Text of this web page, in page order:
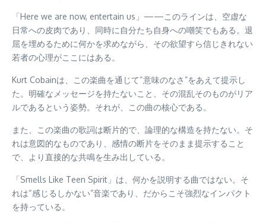
「Here we are now, entertain us」——このラインは、空虚な
日常への皮肉であり、同時に自分たち自身への嘲笑でもある。退
屈を埋めるために何かを求めながら、その欲望すら信じきれない
若者の心理がここにはある。
Kurt Cobainは、この楽曲を通じて“意味のなさ”をあえて提示し
た。明確なメッセージを持たないこと、その混乱そのものがリア
ルであるという姿勢。それが、この曲の核心である。
また、この楽曲の歌詞は断片的で、論理的な構造を持たない。そ
れは意図的なものであり、感情の断片をそのまま提示すること
で、より直接的な共鳴を生み出している。
「Smells Like Teen Spirit」は、何かを説明する曲ではない。そ
れは“感じるしかない”音楽であり、だからこそ強烈なインパクト
を持っている。